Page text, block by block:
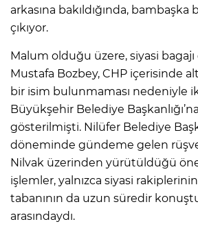
arkasına bakıldığında, bambaşka
çıkıyor.
Malum olduğu üzere, siyasi
Mustafa Bozbey, CHP içerisinde
bir isim bulunmaması nedeniyle
Büyükşehir Belediye
gösterilmişti. Nilüfer Belediye
döneminde gündeme gelen
Nilvak üzerinden yürütüldüğü
işlemler, yalnızca siyasi
tabanının da uzun süredir
arasındaydı.